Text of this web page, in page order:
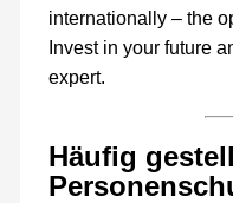
internationally – the
Invest in your future
expert.
Häufig